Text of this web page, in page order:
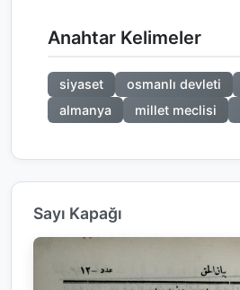
Anahtar Kelimeler
siyaset osmanlı devleti
almanya
millet meclisi
Sayı Kapağı